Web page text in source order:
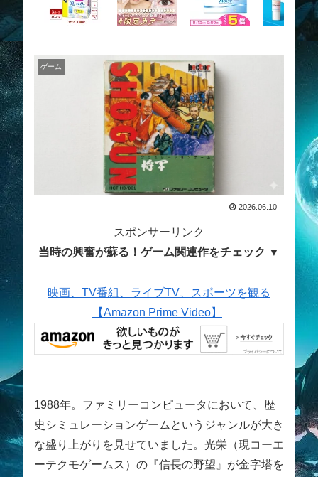
ゲーム
2026.06.10
スポンサーリンク
当時の興奮が蘇る！ゲーム関連作をチェック ▼
映画、TV番組、ライブTV、スポーツを観る
【Amazon Prime Video】
1988年。ファミリーコンピュータにおいて、歴
史シミュレーションゲームというジャンルが大き
な盛り上がりを見せていました。光栄（現コーエ
ーテクモゲームス）の『信長の野望』が金字塔を